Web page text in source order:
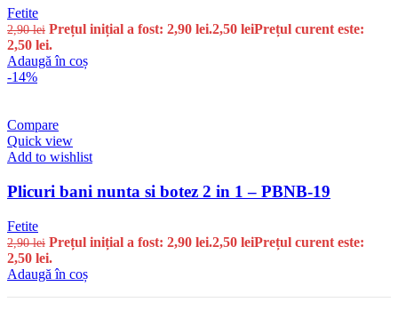
Fetite
2,90lei Prețul inițial a fost: 2,90 lei.2,50 leiPrețul curent este:
2,50 lei.
Adaugă în coș
-14%
Compare
Quick view
Add to wishlist
Plicuri bani nunta si botez 2 in 1 – PBNB-19
Fetite
2,90lei Prețul inițial a fost: 2,90 lei.2,50 leiPrețul curent este:
2,50 lei.
Adaugă în coș